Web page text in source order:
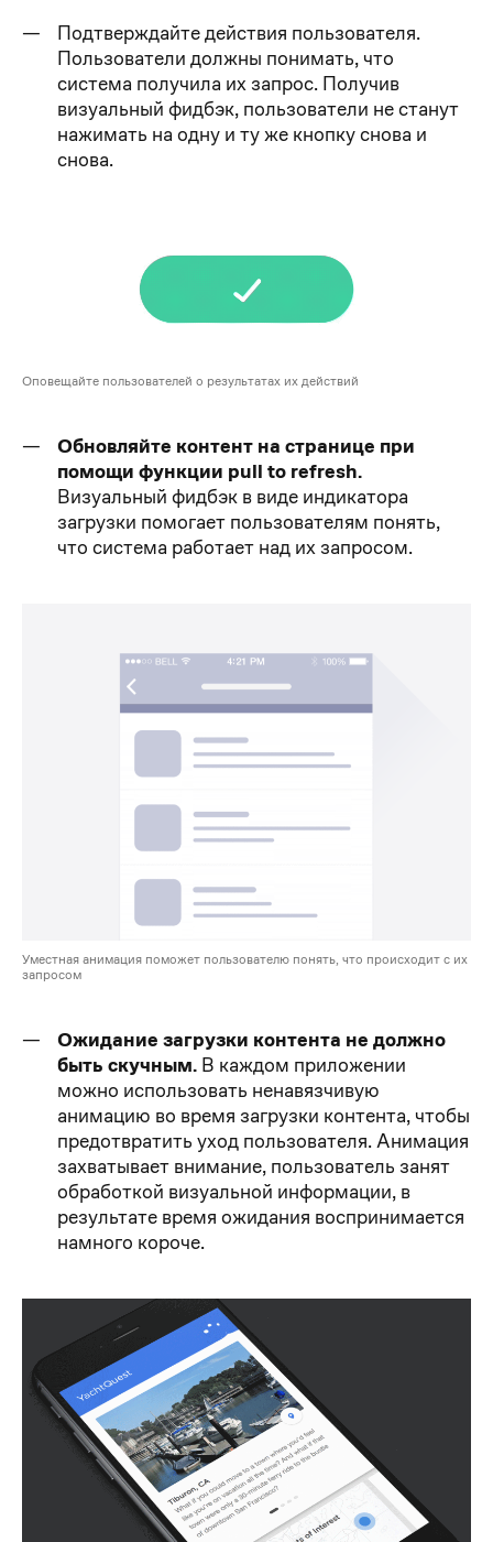
Подтверждайте действия пользователя.
Пользователи должны понимать, что
система получила их запрос. Получив
визуальный фидбэк, пользователи не станут
нажимать на одну и ту же кнопку снова и
снова.
Оповещайте пользователей о результатах их действий
Обновляйте контент на странице при
помощи функции pull to refresh.
Визуальный фидбэк в виде индикатора
загрузки помогает пользователям понять,
что система работает над их запросом.
Уместная анимация поможет пользователю понять, что происходит с их
запросом
Ожидание загрузки контента не должно
быть скучным. В каждом приложении
можно использовать ненавязчивую
анимацию во время загрузки контента, чтобы
предотвратить уход пользователя. Анимация
захватывает внимание, пользователь занят
обработкой визуальной информации, в
результате время ожидания воспринимается
намного короче.